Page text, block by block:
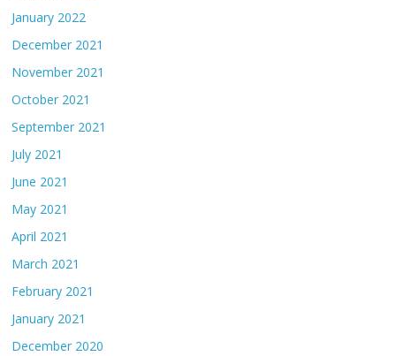
January 2022
December 2021
November 2021
October 2021
September 2021
July 2021
June 2021
May 2021
April 2021
March 2021
February 2021
January 2021
December 2020